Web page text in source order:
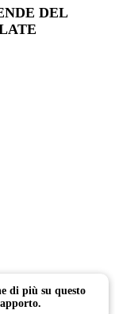
DEL
di più su questo